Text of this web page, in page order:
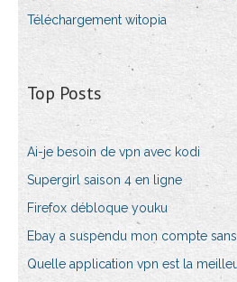
Téléchargement witopia
Top Posts
Ai-je besoin de vpn avec kodi
Supergirl saison 4 en ligne
Firefox débloque youku
Ebay a suspendu mon compte
Quelle application vpn est la